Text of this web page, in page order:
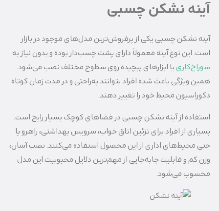
آینه نشکن چسبی
آینه نشکن چسبی یکی از پرفروش‌ترین مدل‌های موجود در بازار
است. این نوع آینه معمولاً دارای پشت چسب‌دار بوده و بدون نیاز به
سوراخ‌کارییا ابزارهای پیچیده روی سطوح مختلف نصب می‌شود.
همین ویژگی باعث شده افراد بتوانند به‌راحتی و در مدت زمان کوتاه
دکوراسیون محیط خود را تغییر دهند.
استفاده از آینه نشکن چسبی در فضاهای کوچک بسیار رایج است.
بسیاری از افراد برای تزئین اتاق خواب، سرویس بهداشتی، راهرو یا
حتی محیط‌های اداری از این محصول استفاده می‌کنند. نصب آسان،
وزن کم و قابلیت جابه‌جایی از مهم‌ترین دلایل محبوبیت این مدل
محسوب می‌شود.